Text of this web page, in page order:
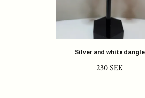
Silver and white dangle
230 SEK